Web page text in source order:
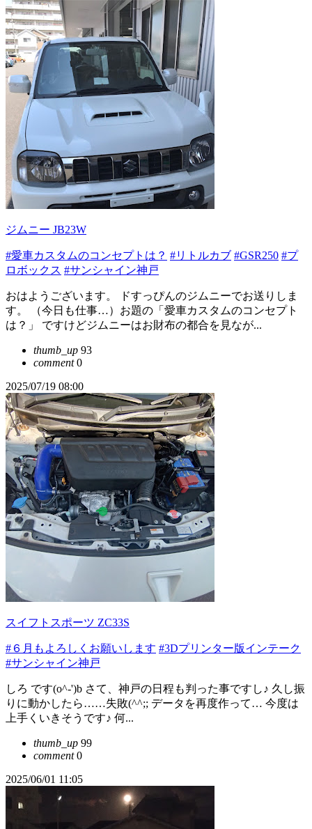
ジムニー JB23W
#愛車カスタムのコンセプトは？ #リトルカブ #GSR250 #プ
ロボックス #サンシャイン神戸
おはようございます。 ドすっぴんのジムニーでお送りしま
す。 （今日も仕事…）お題の「愛車カスタムのコンセプト
は？」 ですけどジムニーはお財布の都合を見なが...
thumb_up 93
comment0
2025/07/19 08:00
スイフトスポーツ ZC33S
#６月もよろしくお願いします #3Dプリンター版インテーク
#サンシャイン神戸
しろ です(o^-')b さて、神戸の日程も判った事ですし♪ 久し振
りに動かしたら……失敗(^^;; データを再度作って… 今度は
上手くいきそうです♪ 何...
thumb_up 99
comment0
2025/06/01 11:05